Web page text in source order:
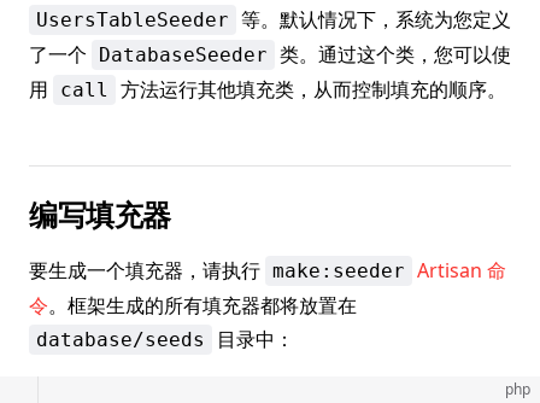
UsersTableSeeder 等。默认情况下，系统为您定义
了一个
DatabaseSeeder 类。通过这个类，您可以使
用
call 方法运行其他填充类，从而控制填充的顺序。
编写填充器
要生成一个填充器，请执行 make:seeder Artisan 命
令。框架生成的所有填充器都将放置在
database/seeds 目录中：
php